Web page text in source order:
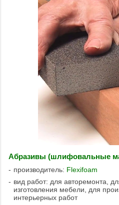
Абразивы (шлифовальные
производитель: Flexifoam
вид работ: для авторемонта,
изготовления мебели, для
интерьерных работ